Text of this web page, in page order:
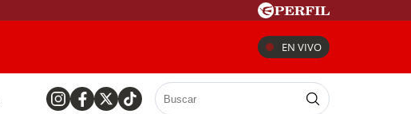
EN VIVO